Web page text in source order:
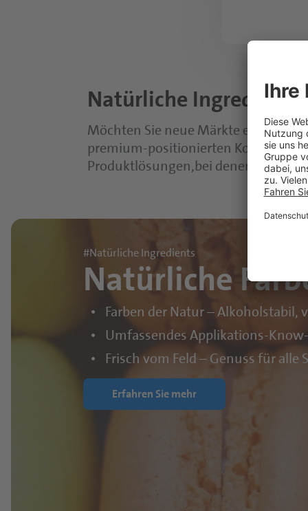
Natürliche
Möchten Sie neue Märkte
premium-positionierten Konzepten
Produktlösungen,bei denen alle
#Natürliche Ingredients
Natürliche
Farben der Natur –
Umfassendes Applikations-
Frisch vom Feld – Genuss für alle
Erfahren Sie mehr